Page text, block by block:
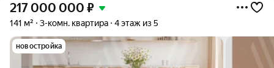
217 000 000 ₽
141 м² 3-комн. квартира 4 этаж из 5
новостройка